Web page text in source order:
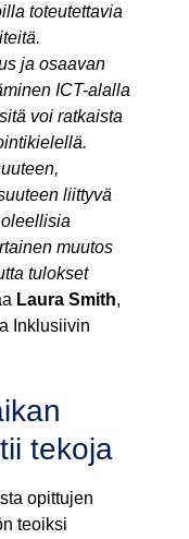
toteutettavia
ja osaavan
ICT-alalla
voi ratkaista
liittyvä
muutos
tulokset
Laura Smith,
Inklusiivin
tekoja
opittujen
teoiksi